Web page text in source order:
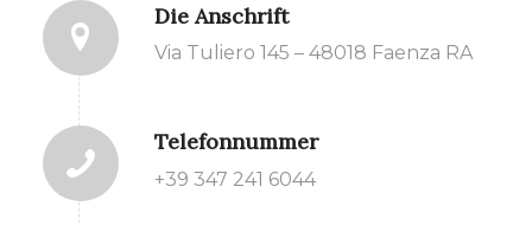
Die Anschrift
Via Tuliero 145 – 48018 Faenza RA
Telefonnummer
+39 347 241 6044